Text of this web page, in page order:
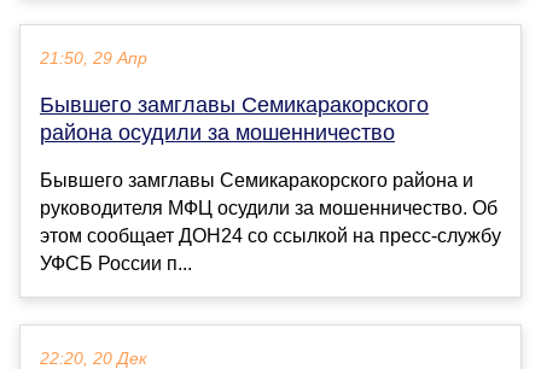
21:50, 29 Апр
Бывшего замглавы Семикаракорского
района осудили за мошенничество
Бывшего замглавы Семикаракорского района и
руководителя МФЦ осудили за мошенничество. Об
этом сообщает ДОН24 со ссылкой на пресс-службу
УФСБ России п...
22:20, 20 Дек